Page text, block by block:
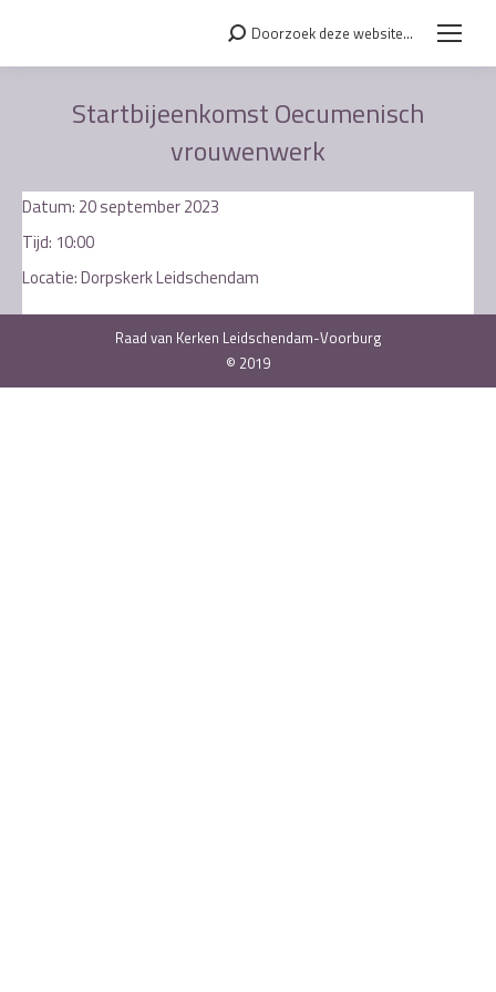
Search:Doorzoek deze website...
Startbijeenkomst Oecumenisch
vrouwenwerk
Datum: 20 september 2023
Tijd: 10:00
Locatie:Dorpskerk Leidschendam
Raad van Kerken Leidschendam-Voorburg
© 2019